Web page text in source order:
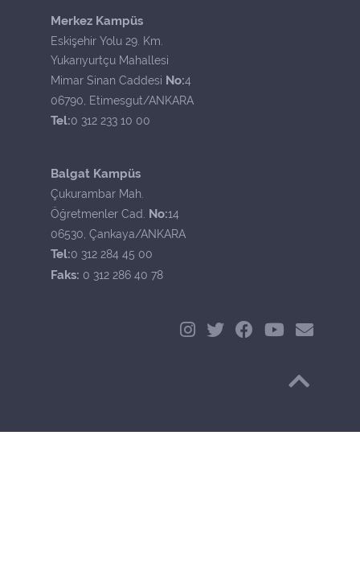
Merkez Kampüs
Eskişehir Yolu 29. Km.
Yukarıyurtçu Mahallesi
Mimar Sinan Caddesi No:4
06790, Etimesgut/ANKARA
Tel:0 312 233 10 00
Balgat Kampüs
Çukurambar Mah.
Öğretmenler Cad. No:14
06530, Çankaya/ANKARA
Tel:0 312 284 45 00
Faks: 0 312 286 40 78